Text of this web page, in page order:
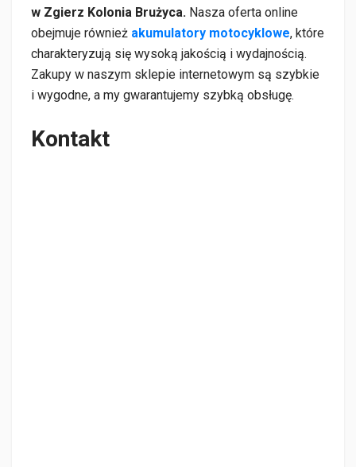
w Zgierz Kolonia Brużyca. Nasza oferta online
obejmuje również akumulatory motocyklowe, które
charakteryzują się wysoką jakością i wydajnością.
Zakupy w naszym sklepie internetowym są szybkie
i wygodne, a my gwarantujemy szybką obsługę.
Kontakt